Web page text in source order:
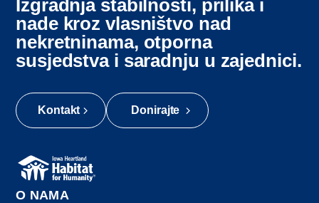
Izgradnja stabilnosti, prilika i
nade kroz vlasništvo nad
nekretninama, otporna
susjedstva i saradnju u zajednici.
Kontakt Donirajte
O NAMA